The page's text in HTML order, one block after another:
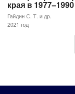
края в 1977–1990
Гайдин С. Т. и др.
2021 год